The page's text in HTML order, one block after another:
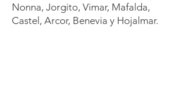
Nonna, Jorgito, Vimar, Mafalda,
Castel, Arcor, Benevia y Hojalmar.